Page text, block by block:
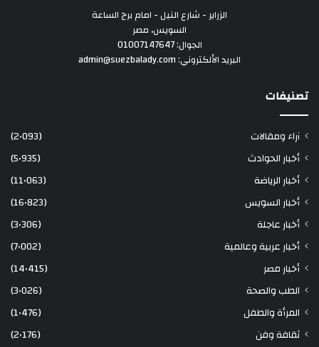
الزراير - شارع النيل - امام برج الساعة
السويس، مصر
الجوال: 01007147647
البريد الألكتروني: admin@suezbalady.com
تصنيفات
آراء ومقالات
(2٬093)
أخبار الحوادث
(5٬935)
أخبار الرياضة
(11٬063)
أخبار السويس
(16٬823)
أخبار عاجلة
(3٬306)
أخبار عربية وعالمية
(7٬002)
أخبار مصر
(14٬415)
الطب والصحة
(3٬026)
المرأة والطفل
(1٬476)
ثقافة وفن
(2٬176)